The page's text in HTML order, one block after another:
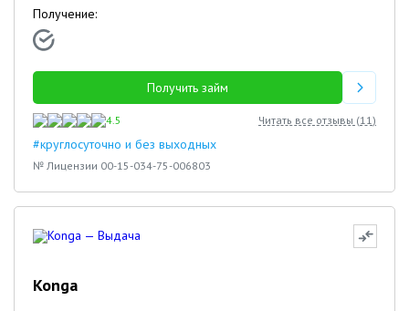
Получение:
Получить займ
4.5 Читать все отзывы (11)
#круглосуточно и без выходных
№ Лицензии 00-15-034-75-006803
Konga